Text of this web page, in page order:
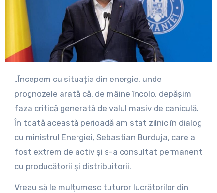
„Începem cu situația din energie, unde
prognozele arată că, de mâine încolo, depășim
faza critică generată de valul masiv de caniculă.
În toată această perioadă am stat zilnic în dialog
cu ministrul Energiei, Sebastian Burduja, care a
fost extrem de activ și s-a consultat permanent
cu producătorii și distribuitorii.
Vreau să le mulțumesc tuturor lucrătorilor din